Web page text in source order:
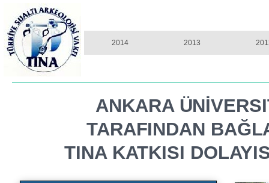
2014 2013
ANKARA
TARAFINDAN
TINA KATKISI